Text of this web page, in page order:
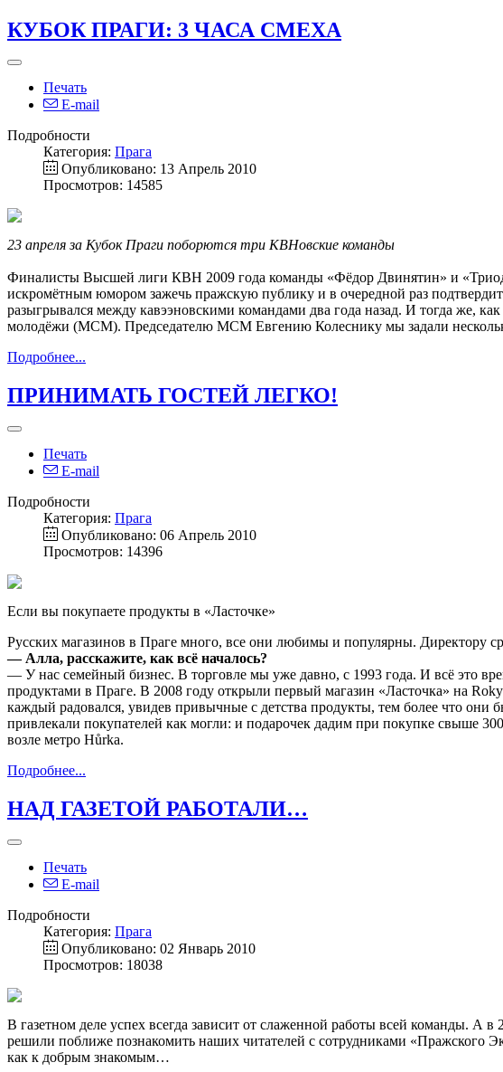
КУБОК ПРАГИ: 3 ЧАСА СМЕХА
Печать
E-mail
Подробности
Категория: Прага
Опубликовано: 13 Апрель 2010
Просмотров: 14585
23 апреля за Кубок Праги поборются три КВНовские команды
Финалисты Высшей лиги КВН 2009 года команды «Фёдор Двинятин» и
искромётным юмором зажечь пражскую публику и в очередной раз
разыгрывался между кавээновскими командами два года назад. И тогда же,
молодёжи (МСМ). Председателю МСМ Евгению Колеснику мы задали
Подробнее...
ПРИНИМАТЬ ГОСТЕЙ ЛЕГКО!
Печать
E-mail
Подробности
Категория: Прага
Опубликовано: 06 Апрель 2010
Просмотров: 14396
Если вы покупаете продукты в «Ласточке»
Русских магазинов в Праге много, все они любимы и популярны. Директору
— Алла, расскажите, как всё началось?
— У нас семейный бизнес. В торговле мы уже давно, с 1993 года. И всё это
продуктами в Праге. В 2008 году открыли первый магазин «Ласточка» на
каждый радовался, увидев привычные с детства продукты, тем более что
привлекали покупателей как могли: и подарочек дадим при покупке свыше
возле метро Hůrka.
Подробнее...
НАД ГАЗЕТОЙ РАБОТАЛИ…
Печать
E-mail
Подробности
Категория: Прага
Опубликовано: 02 Январь 2010
Просмотров: 18038
В газетном деле успех всегда зависит от слаженной работы всей команды. А
решили поближе познакомить наших читателей с сотрудниками «Пражского
как к добрым знакомым…